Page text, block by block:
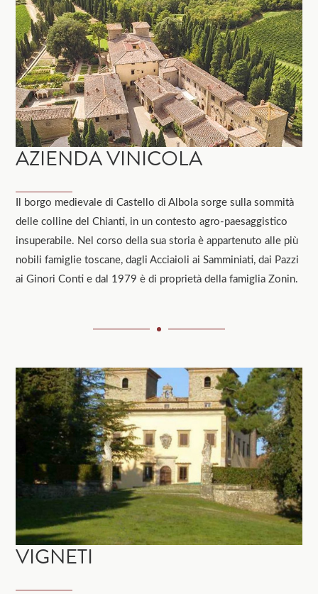
AZIENDA VINICOLA
Il borgo medievale di Castello di Albola sorge sulla sommità
delle colline del Chianti, in un contesto agro-paesaggistico
insuperabile. Nel corso della sua storia è appartenuto alle più
nobili famiglie toscane, dagli Acciaioli ai Samminiati, dai Pazzi
ai Ginori Conti e dal 1979 è di proprietà della famiglia Zonin.
VIGNETI